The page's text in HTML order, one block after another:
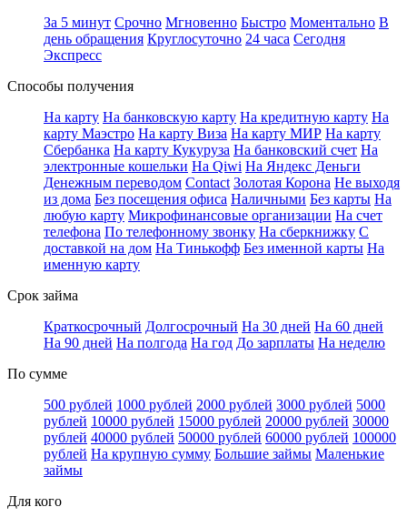
За 5 минут Срочно Мгновенно Быстро Моментально В
день обращения Круглосуточно 24 часа Сегодня
Экспресс
Способы получения
На карту На банковскую карту На кредитную карту На
карту Маэстро На карту Виза На карту МИР На карту
Сбербанка На карту Кукуруза На банковский счет На
электронные кошельки На Qiwi На Яндекс Деньги
Денежным переводом Contact Золотая Корона Не выходя
из дома Без посещения офиса Наличными Без карты На
любую карту Микрофинансовые организации На счет
телефона По телефонному звонку На сберкнижку С
доставкой на дом На Тинькофф Без именной карты На
именную карту
Срок займа
Краткосрочный Долгосрочный На 30 дней На 60 дней
На 90 дней На полгода На год До зарплаты На неделю
По сумме
500 рублей 1000 рублей 2000 рублей 3000 рублей 5000
рублей 10000 рублей 15000 рублей 20000 рублей 30000
рублей 40000 рублей 50000 рублей 60000 рублей 100000
рублей На крупную сумму Большие займы Маленькие
займы
Для кого